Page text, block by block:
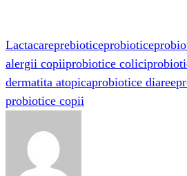
Lactacareprebioticeprobiotice
alergii copiiprobiotice colici
dermatita atopicaprobiotice diaree
probiotice copii